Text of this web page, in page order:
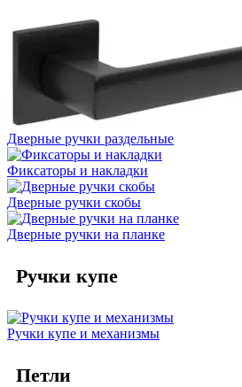
Дверные ручки раздельные
Фиксаторы и накладки
Дверные ручки скобы
Дверные ручки на планке
Ручки купе
Ручки купе и механизмы
Петли